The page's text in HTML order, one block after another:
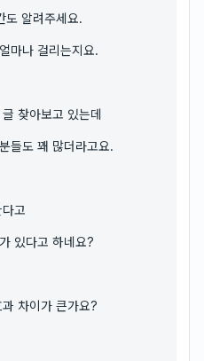
도 알려주세요.
마나 걸리는지요.
찾아보고 있는데
들도 꽤 많더라고요.
고
있다고 하네요?
차이가 큰가요?